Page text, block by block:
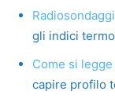
gli indici
Come si
capire profilo